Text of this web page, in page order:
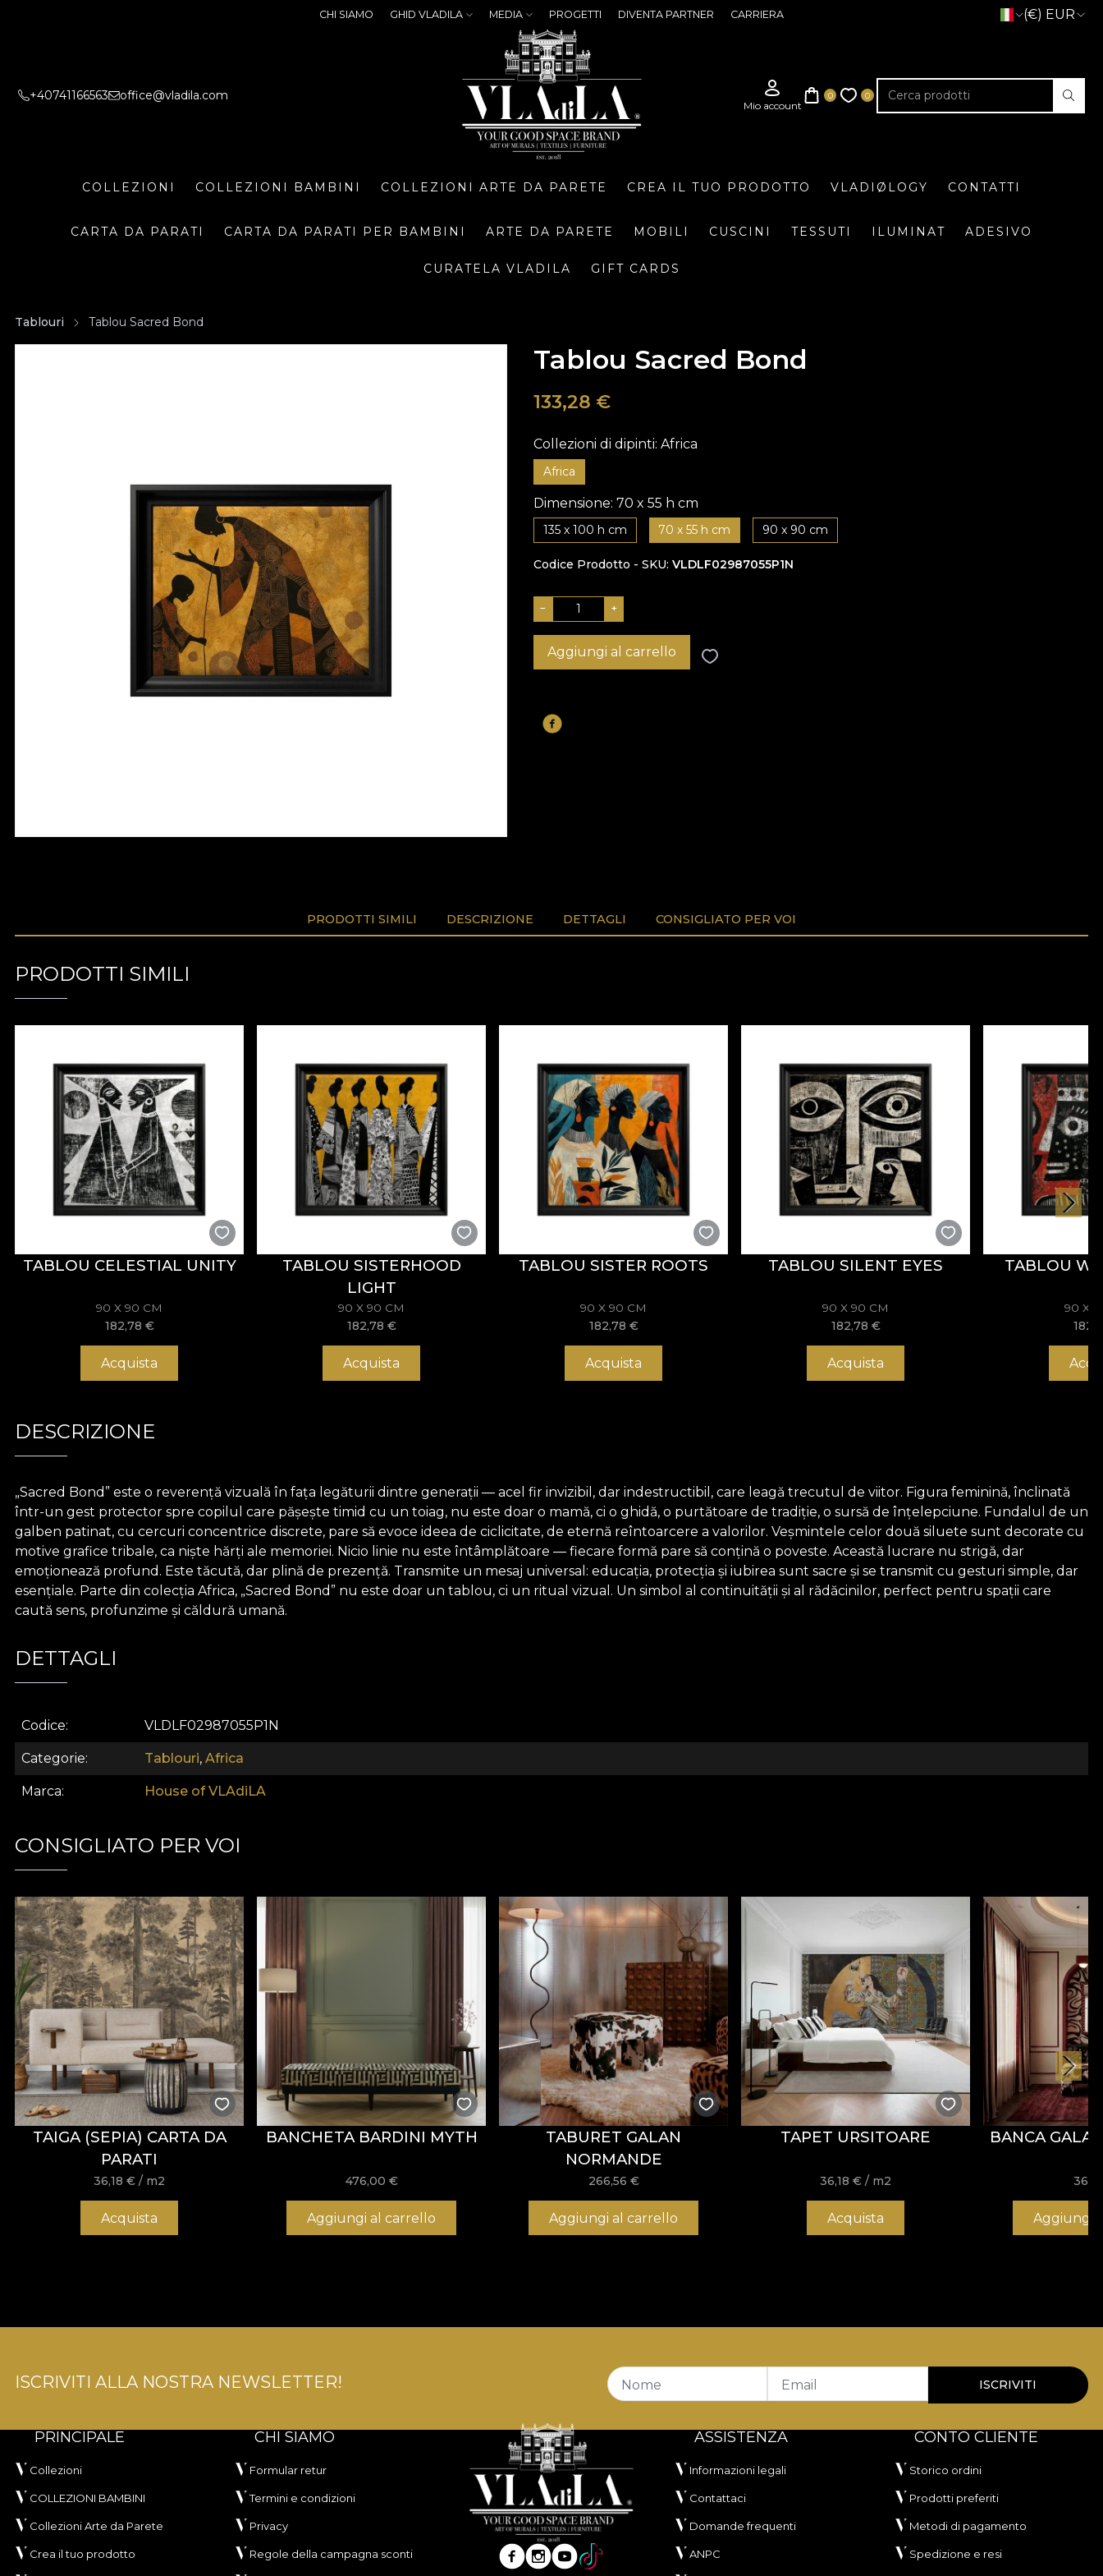
CHI SIAMO GHID VLADILA MEDIA PROGETTI DIVENTA PARTNER CARRIERA (€) EUR
+40741166563 office@vladila.com
COLLEZIONI COLLEZIONI BAMBINI COLLEZIONI ARTE DA PARETE CREA IL TUO PRODOTTO VLADIØLOGY CONTATTI
CARTA DA PARATI CARTA DA PARATI PER BAMBINI ARTE DA PARETE MOBILI CUSCINI TESSUTI ILUMINAT ADESIVO
CURATELA VLADILA GIFT CARDS
Tablouri Tablou Sacred Bond
Tablou Sacred Bond
133,28 €
Collezioni di dipinti: Africa
Africa
Dimensione: 70 x 55 h cm
135 x 100 h cm 70 x 55 h cm 90 x 90 cm
Codice Prodotto - SKU VLDLF02987055P1N
− +
Aggiungi al carrello
PRODOTTI SIMILI DESCRIZIONE DETTAGLI CONSIGLIATO PER VOI
PRODOTTI SIMILI
TABLOU CELESTIAL UNITY
90 X 90 CM
182,78 €
Acquista
TABLOU SISTERHOOD
LIGHT
90 X 90 CM
182,78 €
Acquista
TABLOU SISTER ROOTS
90 X 90 CM
182,78 €
Acquista
TABLOU SILENT EYES
90 X 90 CM
182,78 €
Acquista
TABLOU
90 X
DESCRIZIONE
„Sacred Bond” este o reverență vizuală în fața legăturii dintre generații — acel fir invizibil, dar indestructibil, care leagă trecutul de viitor. Figura feminină, înclinată
într-un gest protector spre copilul care pășește timid cu un toiag, nu este doar o mamă, ci o ghidă, o purtătoare de tradiție, o sursă de înțelepciune. Fundalul de un
galben patinat, cu cercuri concentrice discrete, pare să evoce ideea de ciclicitate, de eternă reîntoarcere a valorilor. Veșmintele celor două siluete sunt decorate cu
motive grafice tribale, ca niște hărți ale memoriei. Nicio linie nu este întâmplătoare — fiecare formă pare să conțină o poveste. Această lucrare nu strigă, dar
emoționează profund. Este tăcută, dar plină de prezență. Transmite un mesaj universal: educația, protecția și iubirea sunt sacre și se transmit cu gesturi simple, dar
esențiale. Parte din colecția Africa, „Sacred Bond” nu este doar un tablou, ci un ritual vizual. Un simbol al continuității și al rădăcinilor, perfect pentru spații care
caută sens, profunzime și căldură umană.
DETTAGLI
Codice VLDLF02987055P1N
Categorie Tablouri, Africa
Marca House of VLAdiLA
CONSIGLIATO PER VOI
TAIGA (SEPIA) CARTA DA
PARATI
36,18€ / m2
Acquista
BANCHETA BARDINI MYTH
476,00 €
Aggiungi al carrello
TABURET GALAN
NORMANDE
266,56 €
Aggiungi al carrello
TAPET URSITOARE
36,18€ / m2
Acquista
BANCA
Aggiungi
ISCRIVITI ALLA NOSTRA NEWSLETTER! Nome Email ISCRIVITI
PRINCIPALE
Collezioni
COLLEZIONI BAMBINI
Collezioni Arte da Parete
Crea il tuo prodotto
CHI SIAMO
Formular retur
Termini e condizioni
Privacy
Regole della campagna sconti
ASSISTENZA
Informazioni legali
Contattaci
Domande frequenti
ANPC
CONTO CLIENTE
Storico ordini
Prodotti preferiti
Metodi di pagamento
Spedizione e resi